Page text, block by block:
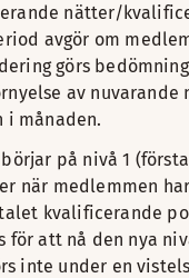
nätter/
avgör om
görs
av nuvarande
i månaden.
på nivå 1
när medlemmen
kvalificerande
för att nå den nya
inte under en